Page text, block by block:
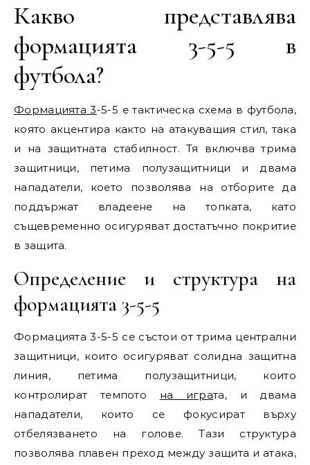
Какво представлява
формацията 3-5-5 в
футбола?
Формацията 3-5-5 е тактическа схема в футбола,
която акцентира както на атакуващия стил, така
и на защитната стабилност. Тя включва трима
защитници, петима полузащитници и двама
нападатели, което позволява на отборите да
поддържат владеене на топката, като
същевременно осигуряват достатъчно покритие
в защита.
Определение и структура на
формацията 3-5-5
Формацията 3-5-5 се състои от трима централни
защитници, които осигуряват солидна защитна
линия, петима полузащитници, които
контролират темпото на играта, и двама
нападатели, които се фокусират върху
отбелязването на голове. Тази структура
позволява плавен преход между защита и атака,